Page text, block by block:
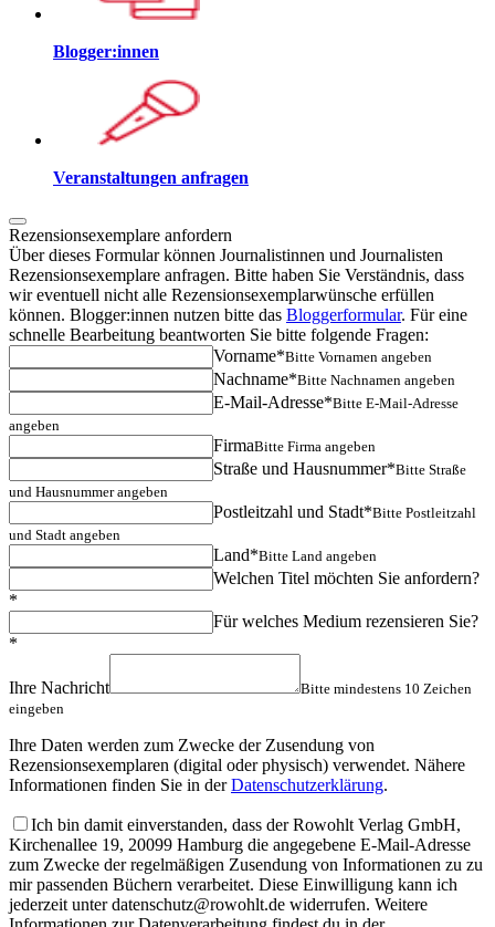
Blogger:innen
Veranstaltungen anfragen
Rezensionsexemplare anfordern
Über dieses Formular können Journalistinnen und Journalisten
Rezensionsexemplare anfragen. Bitte haben Sie Verständnis, dass
wir eventuell nicht alle Rezensionsexemplarwünsche erfüllen
können. Blogger:innen nutzen bitte das Bloggerformular. Für eine
schnelle Bearbeitung beantworten Sie bitte folgende Fragen:
Vorname*Bitte Vornamen angeben
Nachname*Bitte Nachnamen angeben
E-Mail-Adresse*Bitte E-Mail-Adresse
angeben
FirmaBitte Firma angeben
Straße und Hausnummer*Bitte Straße
und Hausnummer angeben
Postleitzahl und Stadt*Bitte Postleitzahl
und Stadt angeben
Land*Bitte Land angeben
Welchen Titel möchten Sie anfordern?
*
Für welches Medium rezensieren Sie?
*
Ihre Nachricht
Bitte mindestens 10 Zeichen
eingeben
Ihre Daten werden zum Zwecke der Zusendung von
Rezensionsexemplaren (digital oder physisch) verwendet. Nähere
Informationen finden Sie in derDatenschutzerklärung.
Ich bin damit einverstanden, dass der Rowohlt Verlag GmbH,
Kirchenallee 19, 20099 Hamburg die angegebene E-Mail-Adresse
zum Zwecke der regelmäßigen Zusendung von Informationen zu zu
mir passenden Büchern verarbeitet. Diese Einwilligung kann ich
jederzeit unter datenschutz@rowohlt.de widerrufen. Weitere